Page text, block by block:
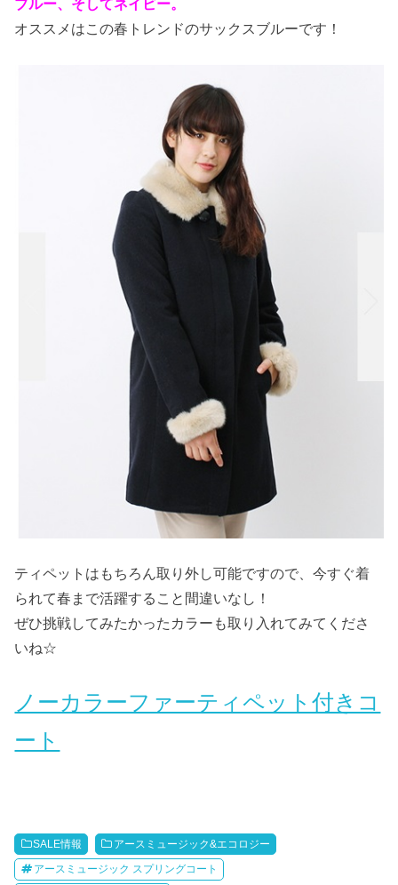
ブルー、そしてネイビー。
オススメはこの春トレンドのサックスブルーです！
ティペットはもちろん取り外し可能ですので、今すぐ着
られて春まで活躍すること間違いなし！
ぜひ挑戦してみたかったカラーも取り入れてみてくださ
いね☆
ノーカラーファーティペット付きコ
ート
SALE情報 アースミュージック&エコロジー
アースミュージック スプリングコート